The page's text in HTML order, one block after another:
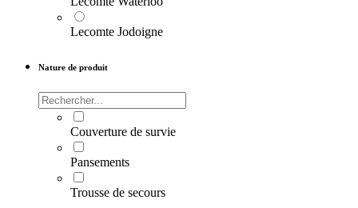
Lecomte Jodoigne
Nature de produit
Couverture de survie
Pansements
Trousse de secours